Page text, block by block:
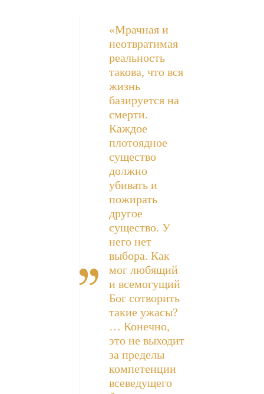
«Мрачная и
неотвратимая
реальность
такова, что вся
жизнь
базируется на
смерти.
Каждое
плотоядное
существо
должно
убивать и
пожирать
другое
существо. У
него нет
выбора. Как
мог любящий
и всемогущий
Бог сотворить
такие ужасы?
… Конечно,
это не выходит
за пределы
компетенции
всеведущего